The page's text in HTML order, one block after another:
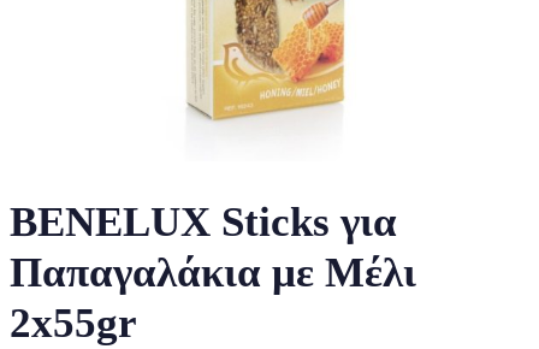
BENELUX Sticks για
Παπαγαλάκια με Μέλι
2x55gr